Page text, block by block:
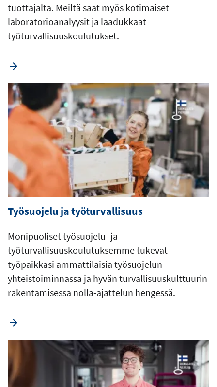
tuottajalta. Meiltä saat myös kotimaiset
laboratorioanalyysit ja laadukkaat
työturvallisuuskoulutukset.
Työsuojelu ja työturvallisuus
Monipuoliset työsuojelu- ja
työturvallisuuskoulutuksemme tukevat
työpaikkasi ammattilaisia työsuojelun
yhteistoiminnassa ja hyvän turvallisuuskulttuurin
rakentamisessa nolla-ajattelun hengessä.